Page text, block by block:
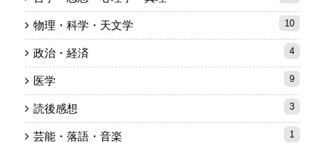
物理・科学・天文学 10
政治・経済 4
医学 9
読後感想 3
芸能・落語・音楽 1